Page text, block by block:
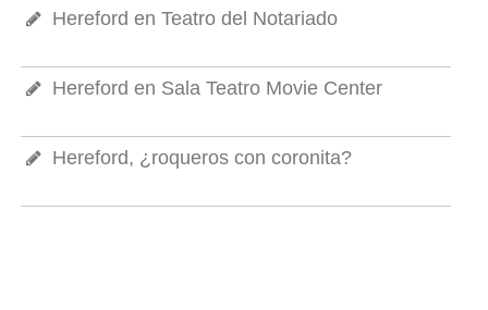
Hereford en Teatro del Notariado
Hereford en Sala Teatro Movie Center
Hereford, ¿roqueros con coronita?